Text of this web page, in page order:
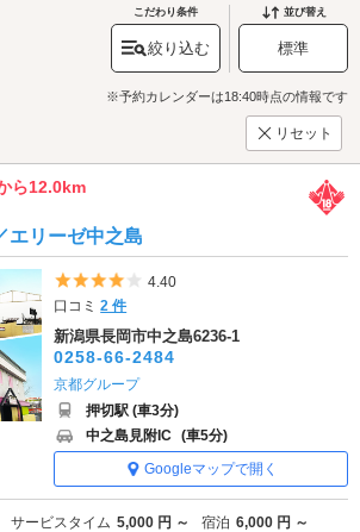
こだわり条件
絞り込む
並び替え
標準
※予約カレンダーは18:40時点の情報です
リセット
ら12.0km
エリーゼ中之島
5つ星のうち4
4.40
口コミ2 件
新潟県長岡市中之島6236-1
0258-66-2484
京都グループ
押切駅 (車3分)
中之島見附IC (車5分)
Googleマップで開く
サービスタイム 5,000 円 ～ 宿泊 6,000 円 ～